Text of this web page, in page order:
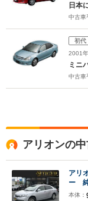
日本
中古車
初代
2001
ミニ
中古車
アリオンの
アリ
ー
ロン
本体：